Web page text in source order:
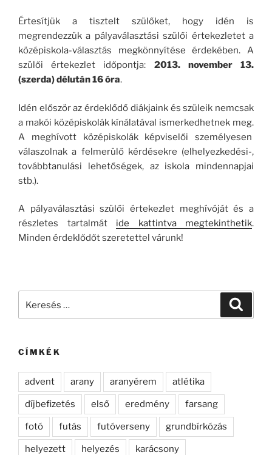
Értesítjük a tisztelt szülőket, hogy idén is
megrendezzük a pályaválasztási szülői értekezletet a
középiskola-választás megkönnyítése érdekében. A
szülői értekezlet időpontja: 2013. november 13.
(szerda) délután 16 óra.
Idén először az érdeklődő diákjaink és szüleik nemcsak
a makói középiskolák kínálatával ismerkedhetnek meg.
A meghívott középiskolák képviselői személyesen
válaszolnak a felmerülő kérdésekre (elhelyezkedési-,
továbbtanulási lehetőségek, az iskola mindennapjai
stb.).
A pályaválasztási szülői értekezlet meghívóját és a
részletes tartalmát ide kattintva megtekinthetik.
Minden érdeklődőt szeretettel várunk!
CÍMKÉK
advent arany aranyérem atlétika
díjbefizetés első eredmény farsang
fotó futás futóverseny grundbírkózás
helyezett helyezés karácsony